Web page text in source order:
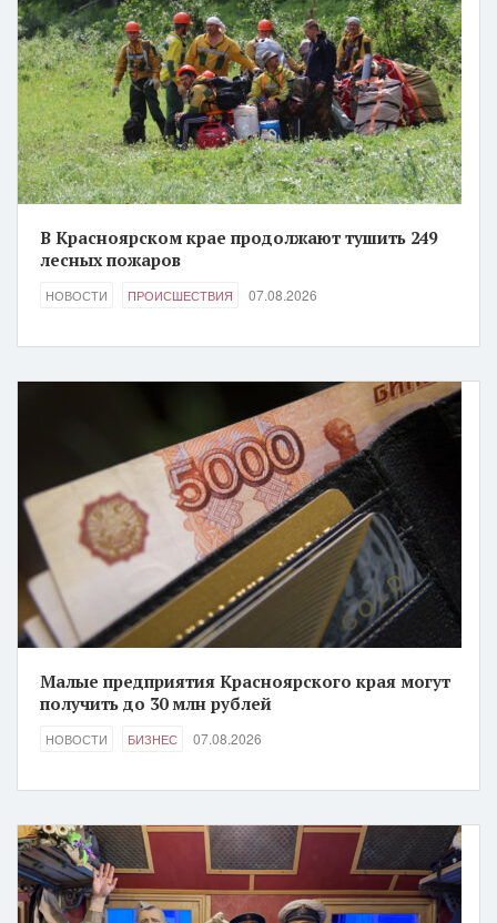
В Красноярском крае продолжают тушить 249
лесных пожаров
НОВОСТИ ПРОИСШЕСТВИЯ 07.08.2026
Малые предприятия Красноярского края могут
получить до 30 млн рублей
НОВОСТИ БИЗНЕС 07.08.2026